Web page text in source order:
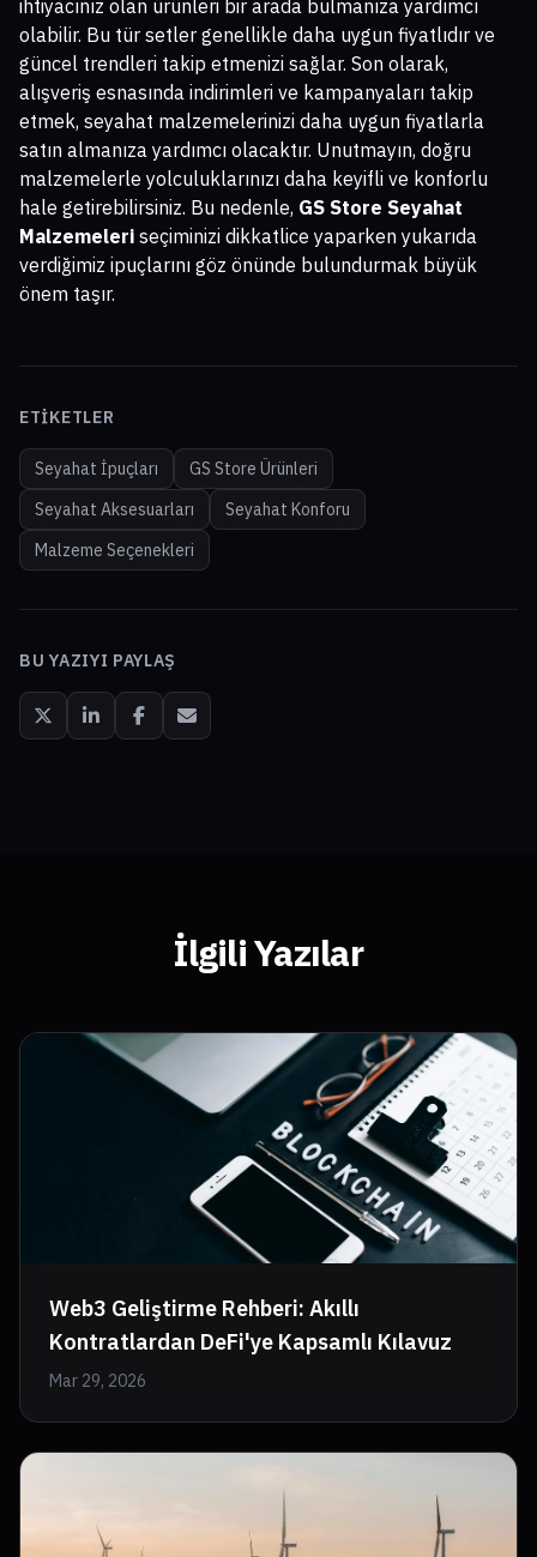
ihtiyacınız olan ürünleri bir arada bulmanıza yardımcı
olabilir. Bu tür setler genellikle daha uygun fiyatlıdır ve
güncel trendleri takip etmenizi sağlar. Son olarak,
alışveriş esnasında indirimleri ve kampanyaları takip
etmek, seyahat malzemelerinizi daha uygun fiyatlarla
satın almanıza yardımcı olacaktır. Unutmayın, doğru
malzemelerle yolculuklarınızı daha keyifli ve konforlu
hale getirebilirsiniz. Bu nedenle, GS Store Seyahat
Malzemeleri seçiminizi dikkatlice yaparken yukarıda
verdiğimiz ipuçlarını göz önünde bulundurmak büyük
önem taşır.
ETIKETLER
Seyahat İpuçları
GS Store Ürünleri
Seyahat Aksesuarları
Seyahat Konforu
Malzeme Seçenekleri
BU YAZIYI PAYLAŞ
İlgili Yazılar
Web3 Geliştirme Rehberi: Akıllı
Kontratlardan DeFi'ye Kapsamlı Kılavuz
Mar 29, 2026